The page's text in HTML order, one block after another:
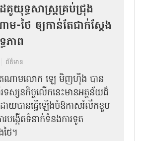
គូយុទ្ធសាស្ត្រគ្រប់ជ្រុង
-ថៃ ឲ្យកាន់តែជាក់ស្ដែង
ភាព
ព័ត៌មាន
វៀតណាមលោក ឡេ មិញហ៊ឹង បាន
ស្សនកិច្ចលើកនេះមានអត្ថន័យដ៏
យបានធ្វើឡើងចំឱកាសរំលឹកខួប
ង្កើតទំនាក់ទំនងការទូត
ថៃ។